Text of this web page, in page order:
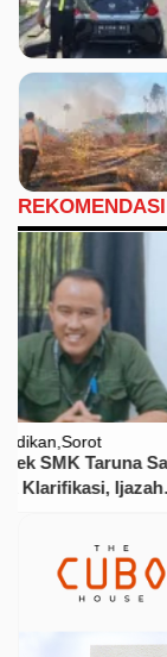
Berita
Restorative
Diabaikan,